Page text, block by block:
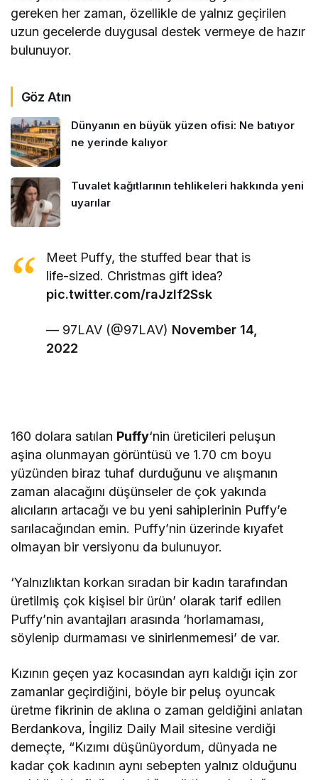
gereken her zaman, özellikle de yalnız geçirilen
uzun gecelerde duygusal destek vermeye de hazır
bulunuyor.
Göz Atın
Dünyanın en büyük yüzen ofisi: Ne batıyor
ne yerinde kalıyor
Tuvalet kağıtlarının tehlikeleri hakkında yeni
uyarılar
Meet Puffy, the stuffed bear that is
life-sized. Christmas gift idea?
pic.twitter.com/raJzIf2Ssk
— 97LAV (@97LAV) November 14,
2022
160 dolara satılan Puffy‘nin üreticileri peluşun
aşina olunmayan görüntüsü ve 1.70 cm boyu
yüzünden biraz tuhaf durduğunu ve alışmanın
zaman alacağını düşünseler de çok yakında
alıcıların artacağı ve bu yeni sahiplerinin Puffy’e
sarılacağından emin. Puffy’nin üzerinde kıyafet
olmayan bir versiyonu da bulunuyor.
‘Yalnızlıktan korkan sıradan bir kadın tarafından
üretilmiş çok kişisel bir ürün’ olarak tarif edilen
Puffy’nin avantajları arasında ‘horlamaması,
söylenip durmaması ve sinirlenmemesi’ de var.
Kızının geçen yaz kocasından ayrı kaldığı için zor
zamanlar geçirdiğini, böyle bir peluş oyuncak
üretme fikrinin de aklına o zaman geldiğini anlatan
Berdankova, İngiliz Daily Mail sitesine verdiği
demeçte, “Kızımı düşünüyordum, dünyada ne
kadar çok kadının aynı sebepten yalnız olduğunu